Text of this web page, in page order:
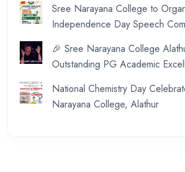
Sree Narayana College to
Independence Day Speech
🎉 Sree Narayana College
Outstanding PG Academic
National Chemistry Day
Narayana College, Alathur